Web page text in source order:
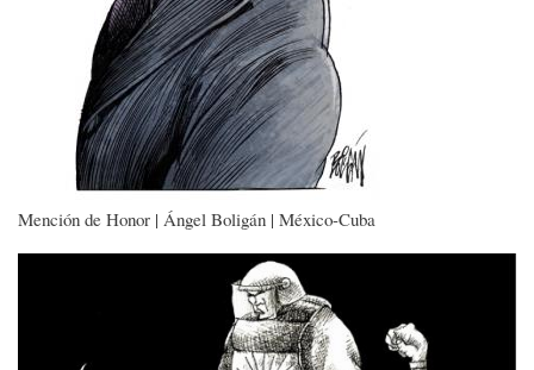
Mención de Honor | Ángel Boligán | México-Cuba